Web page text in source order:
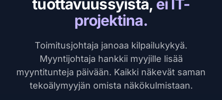
tuottavuussyistä, ei IT-
projektina.
Toimitusjohtaja janoaa kilpailukykyä.
Myyntijohtaja hankkii myyjille lisää
myyntitunteja päivään. Kaikki näkevät saman
tekoälymyyjän omista näkökulmistaan.